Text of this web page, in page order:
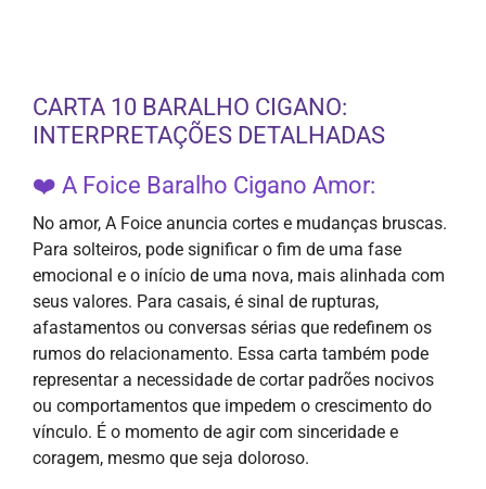
CARTA 10 BARALHO CIGANO:
INTERPRETAÇÕES DETALHADAS
❤️ A Foice Baralho Cigano Amor:
No amor, A Foice anuncia cortes e mudanças bruscas.
Para solteiros, pode significar o fim de uma fase
emocional e o início de uma nova, mais alinhada com
seus valores. Para casais, é sinal de rupturas,
afastamentos ou conversas sérias que redefinem os
rumos do relacionamento. Essa carta também pode
representar a necessidade de cortar padrões nocivos
ou comportamentos que impedem o crescimento do
vínculo. É o momento de agir com sinceridade e
coragem, mesmo que seja doloroso.